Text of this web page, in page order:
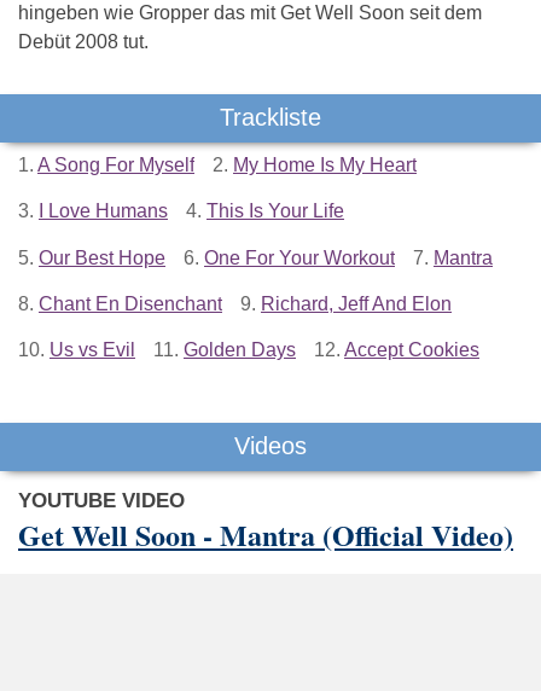
hingeben wie Gropper das mit Get Well Soon seit dem
Debüt 2008 tut.
Trackliste
1. A Song For Myself 2. My Home Is My Heart
3. I Love Humans 4. This Is Your Life
5. Our Best Hope 6. One For Your Workout 7. Mantra
8. Chant En Disenchant 9. Richard, Jeff And Elon
10. Us vs Evil 11. Golden Days 12. Accept Cookies
Videos
YOUTUBE VIDEO
Get Well Soon - Mantra (Official Video)